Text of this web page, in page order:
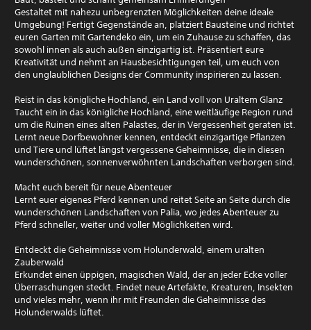
Gestaltet mit nahezu unbegrenzten Möglichkeiten deine ideale
Umgebung! Fertigt Gegenstände an, platziert Bausteine und richtet
euren Garten mit Gartendeko ein, um ein Zuhause zu schaffen, das
sowohl innen als auch außen einzigartig ist. Präsentiert eure
Kreativität und nehmt an Hausbesichtigungen teil, um euch von
den unglaublichen Designs der Community inspirieren zu lassen.
Reist in das königliche Hochland, ein Land voll von Uraltem Glanz
Taucht ein in das königliche Hochland, eine weitläufige Region rund
um die Ruinen eines alten Palastes, der in Vergessenheit geraten ist.
Lernt neue Dorfbewohner kennen, entdeckt einzigartige Pflanzen
und Tiere und lüftet längst vergessene Geheimnisse, die in diesen
wunderschönen, sonnenverwöhnten Landschaften verborgen sind.
Macht euch bereit für neue Abenteuer
Lernt euer eigenes Pferd kennen und reitet Seite an Seite durch die
wunderschönen Landschaften von Palia, wo jedes Abenteuer zu
Pferd schneller, weiter und voller Möglichkeiten wird.
Entdeckt die Geheimnisse vom Holunderwald, einem uralten
Zauberwald
Erkundet einen üppigen, magischen Wald, der an jeder Ecke voller
Überraschungen steckt. Findet neue Artefakte, Kreaturen, Insekten
und vieles mehr, wenn ihr mit Freunden die Geheimnisse des
Holunderwalds lüftet.